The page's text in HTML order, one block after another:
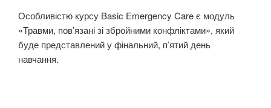
Особливістю курсу Basic Emergency Care є модуль
«Травми, пов’язані зі збройними конфліктами», який
буде представлений у фінальний, п’ятий день
навчання.